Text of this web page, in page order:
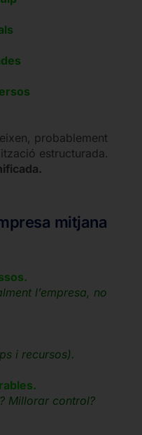
probablement
estructurada.
mitjana
l’empresa, no
i recursos).
Millorar control?